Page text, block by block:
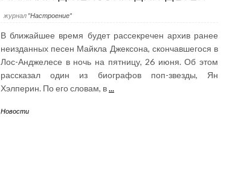
журнал "Настроение"
В ближайшее время будет рассекречен архив ранее
неизданных песен Майкла Джексона, скончавшегося в
Лос-Анджелесе в ночь на пятницу, 26 июня. Об этом
рассказал один из биографов поп-звезды, Ян
Хэлперин. По его словам, в...
Новости